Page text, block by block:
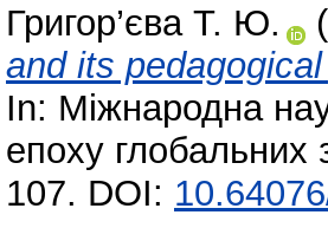
Григор’єва Т. Ю.
and its
In: Міжнародна
епоху
107. DOI: